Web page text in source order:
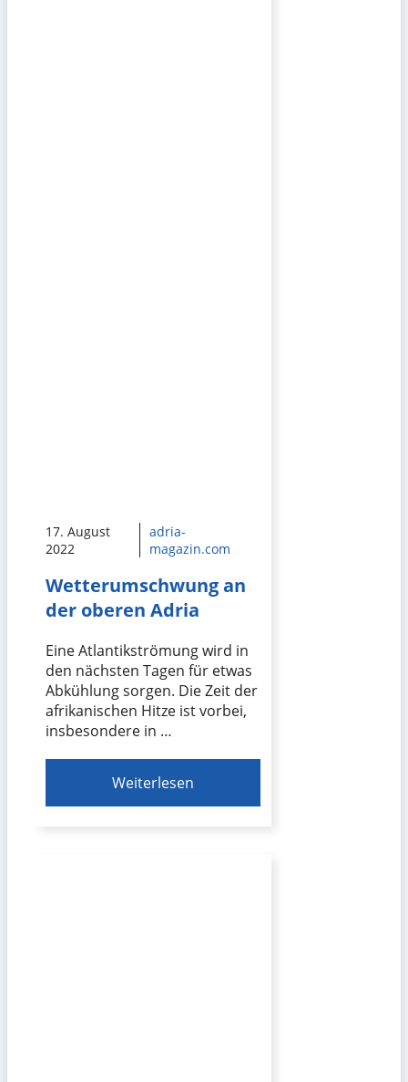
17. August
2022
adria-
magazin.com
Wetterumschwung an
der oberen Adria
Eine Atlantikströmung wird in
den nächsten Tagen für etwas
Abkühlung sorgen. Die Zeit der
afrikanischen Hitze ist vorbei,
insbesondere in …
Weiterlesen